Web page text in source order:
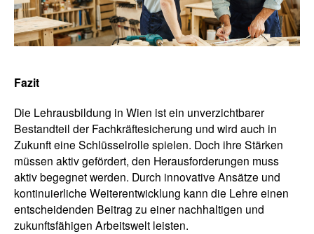
Fazit
Die Lehrausbildung in Wien ist ein unverzichtbarer
Bestandteil der Fachkräftesicherung und wird auch in
Zukunft eine Schlüsselrolle spielen. Doch ihre Stärken
müssen aktiv gefördert, den Herausforderungen muss
aktiv begegnet werden. Durch innovative Ansätze und
kontinuierliche Weiterentwicklung kann die Lehre einen
entscheidenden Beitrag zu einer nachhaltigen und
zukunftsfähigen Arbeitswelt leisten.